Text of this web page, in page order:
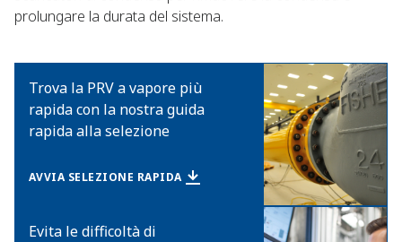
prolungare la durata del sistema.
Trova la PRV a vapore più
rapida con la nostra guida
rapida alla selezione
AVVIA SELEZIONE RAPIDA
Evita le difficoltà di